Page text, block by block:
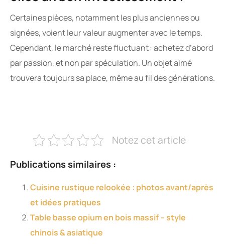
Certaines pièces, notamment les plus anciennes ou
signées, voient leur valeur augmenter avec le temps.
Cependant, le marché reste fluctuant : achetez d’abord
par passion, et non par spéculation. Un objet aimé
trouvera toujours sa place, même au fil des générations.
Notez cet article
Publications similaires :
Cuisine rustique relookée : photos avant/après
et idées pratiques
Table basse opium en bois massif – style
chinois & asiatique